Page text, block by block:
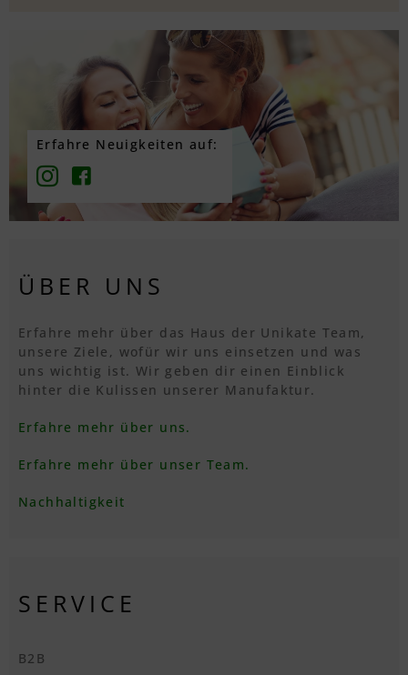
Erfahre Neuigkeiten auf:
ÜBER UNS
Erfahre mehr über das Haus der Unikate Team,
unsere Ziele, wofür wir uns einsetzen und was
uns wichtig ist. Wir geben dir einen Einblick
hinter die Kulissen unserer Manufaktur.
Erfahre mehr über uns.
Erfahre mehr über unser Team.
Nachhaltigkeit
SERVICE
B2B